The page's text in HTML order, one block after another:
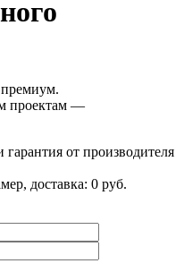
проектам —
гарантия от производителя
доставка: 0 руб.